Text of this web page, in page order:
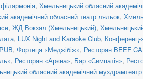
, Хмельницький обласний
академічний обласний театр ляльок,
, ЖД Вокзал (Хмельницький),
, LUX Night and Karaoke Club, Конференц-
, Фортеця «Меджібіж», Ресторан BEEF
, Ресторан «Арєна», Бар «Симпатія»,
обласний академічний